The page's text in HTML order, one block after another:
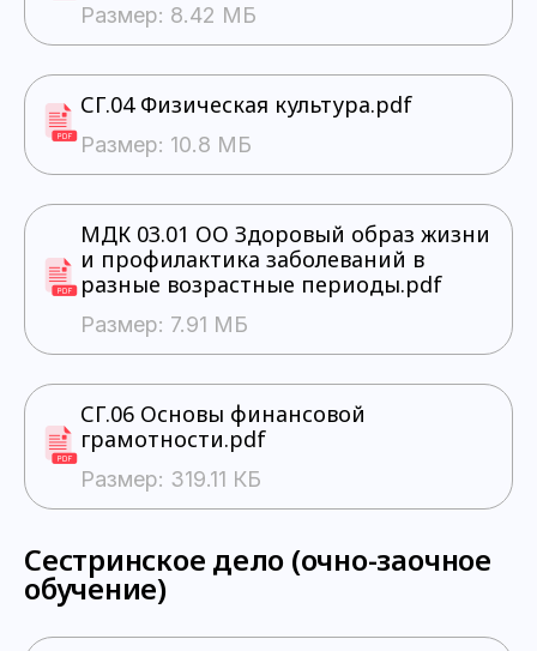
Размер: 8.42 МБ
СГ.04 Физическая культура.pdf
Размер: 10.8 МБ
МДК 03.01 ОО Здоровый образ жизни
и профилактика заболеваний в
разные возрастные периоды.pdf
Размер: 7.91 МБ
СГ.06 Основы финансовой
грамотности.pdf
Размер: 319.11 КБ
Сестринское дело (очно-заочное
обучение)